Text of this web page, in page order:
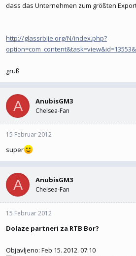
dass das Unternehmen zum größten
http://glassrbije.org/N/index.php?
gruß
A AnubisGM3
Chelsea-Fan
15 Februar 2012
super
A AnubisGM3
Chelsea-Fan
15 Februar 2012
Dolaze partneri za RTB Bor?
Objavljeno: Feb 15. 2012. 07:10